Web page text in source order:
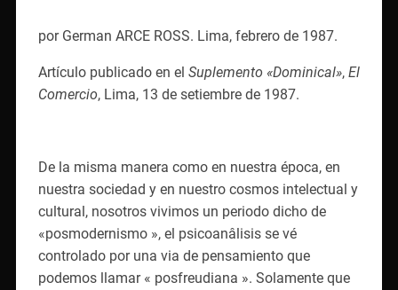
por German ARCE ROSS. Lima, febrero de 1987.
Artículo publicado en el Suplemento «Dominical», El
Comercio, Lima, 13 de setiembre de 1987.
De la misma manera como en nuestra época, en
nuestra sociedad y en nuestro cosmos intelectual y
cultural, nosotros vivimos un periodo dicho de
«posmodernismo », el psicoanâlisis se vé
controlado por una via de pensamiento que
podemos llamar « posfreudiana ». Solamente que